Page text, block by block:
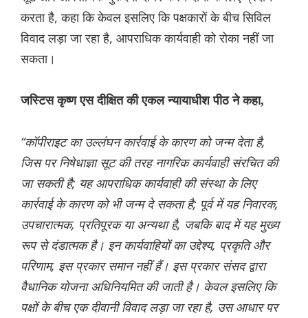
करता है, कहा कि केवल इसलिए कि पक्षकारों के बीच सिविल
विवाद लड़ा जा रहा है, आपराधिक कार्यवाही को रोका नहीं जा
सकता।
जस्टिस कृष्ण एस दीक्षित की एकल न्यायाधीश पीठ ने कहा,
“कॉपीराइट का उल्लंघन कार्रवाई के कारण को जन्म देता है,
जिस पर निषेधाज्ञा सूट की तरह नागरिक कार्यवाही संरचित की
जा सकती है; यह आपराधिक कार्यवाही की संस्था के लिए
कार्रवाई के कारण को भी जन्म दे सकता है; पूर्व में यह निवारक,
उपचारात्मक, प्रतिपूरक या अन्यथा है, जबकि बाद में यह मुख्य
रूप से दंडात्मक है। इन कार्यवाहियों का उद्देश्य, प्रकृति और
परिणाम, इस प्रकार समान नहीं हैं। इस प्रकार संसद द्वारा
वैधानिक योजना अधिनियमित की जाती है। केवल इसलिए कि
पक्षों के बीच एक दीवानी विवाद लड़ा जा रहा है, उस आधार पर